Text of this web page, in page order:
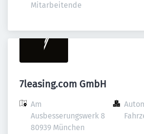
Mitarbeitende
7leasing.com GmbH
Am
Ausbesserungswerk 8
80939 München